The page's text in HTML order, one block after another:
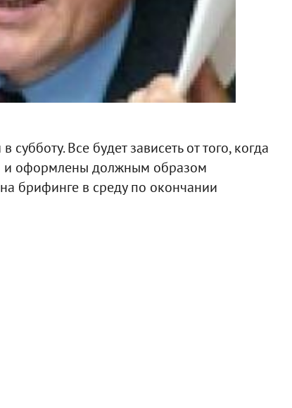
Все будет зависеть от того, когда
и оформлены должным образом
брифинге в среду по окончании